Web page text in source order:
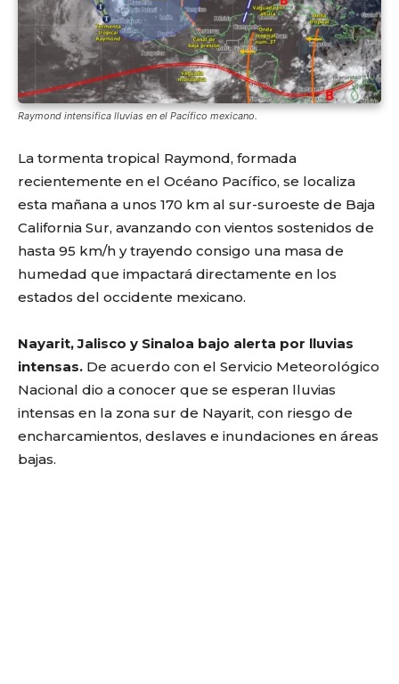
Raymond intensifica lluvias en el Pacífico mexicano.
La tormenta tropical Raymond, formada
recientemente en el Océano Pacífico, se localiza
esta mañana a unos 170 km al sur-suroeste de Baja
California Sur, avanzando con vientos sostenidos de
hasta 95 km/h y trayendo consigo una masa de
humedad que impactará directamente en los
estados del occidente mexicano.
Nayarit, Jalisco y Sinaloa bajo alerta por lluvias
intensas. De acuerdo con el Servicio Meteorológico
Nacional dio a conocer que se esperan lluvias
intensas en la zona sur de Nayarit, con riesgo de
encharcamientos, deslaves e inundaciones en áreas
bajas.